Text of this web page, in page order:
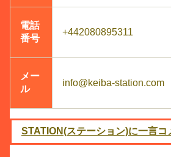
電話
番号
+442080895311
メー
ル
info@keiba-station.com
STATION(ステーション)に一言コ